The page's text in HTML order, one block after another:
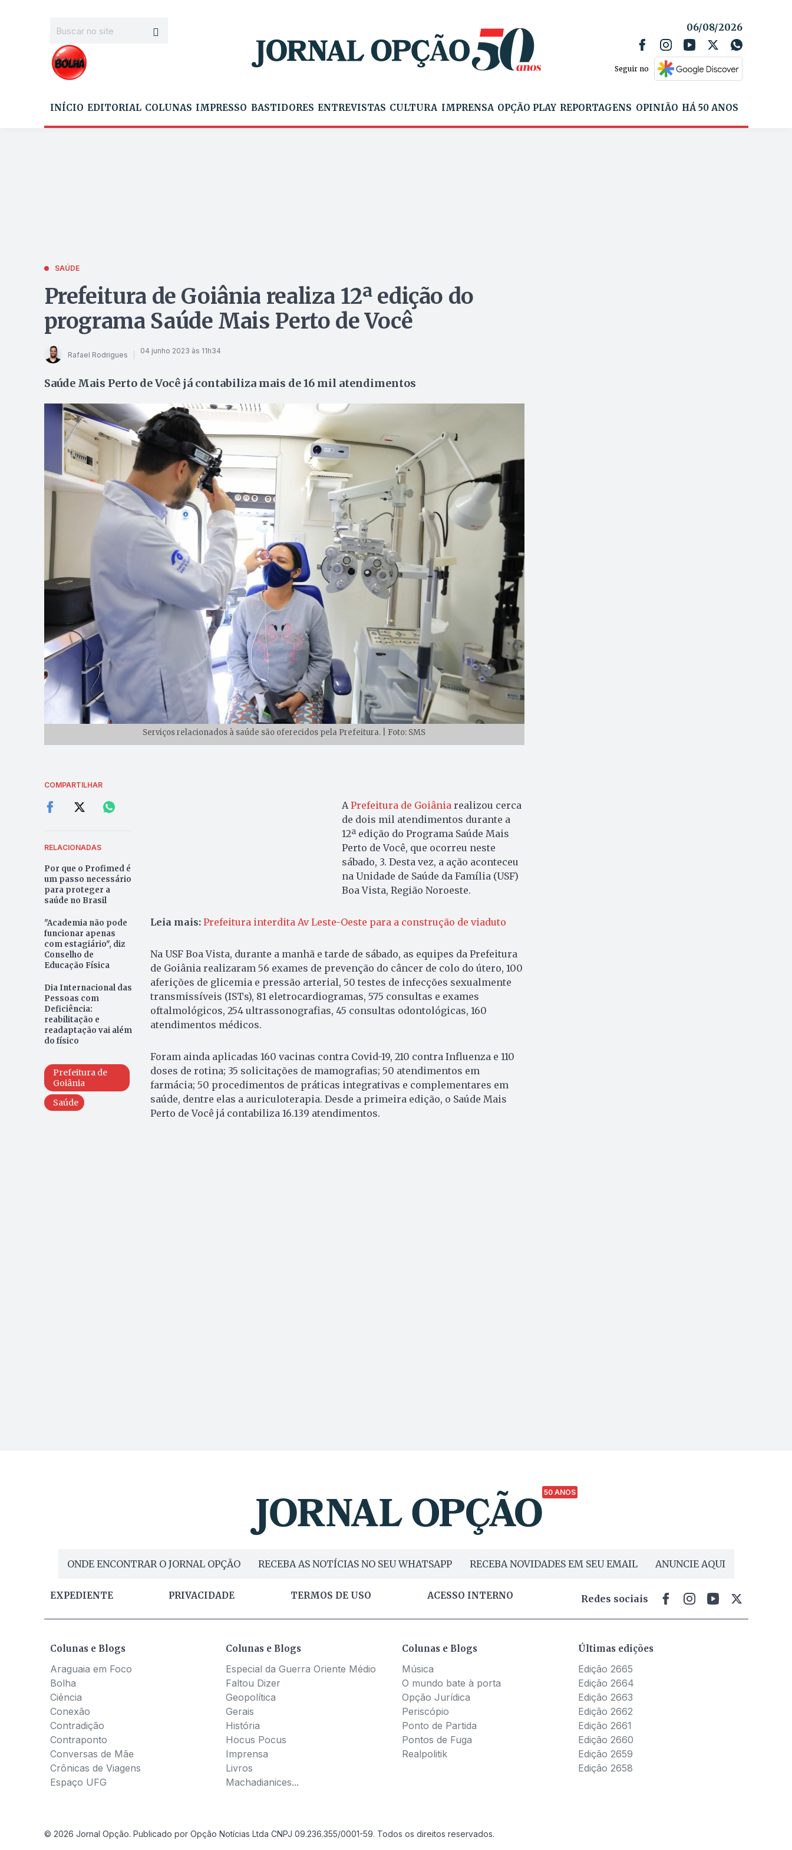
06/08/2026
Seguir no
INÍCIO EDITORIAL COLUNAS IMPRESSO BASTIDORES ENTREVISTAS CULTURA IMPRENSA OPÇÃO PLAY REPORTAGENS OPINIÃO HÁ 50 ANOS
SAÚDE
Prefeitura de Goiânia realiza 12ª edição do
programa Saúde Mais Perto de Você
Rafael Rodrigues 04 junho 2023 às 11h34
Saúde Mais Perto de Você já contabiliza mais de 16 mil atendimentos
Serviços relacionados à saúde são oferecidos pela Prefeitura. | Foto: SMS
COMPARTILHAR
RELACIONADAS
Por que o Profimed é
um passo necessário
para proteger a
saúde no Brasil
"Academia não pode
funcionar apenas
com estagiário", diz
Conselho de
Educação Física
Dia Internacional das
Pessoas com
Deficiência:
reabilitação e
readaptação vai além
do físico
Prefeitura de
Goiânia
Saúde
APrefeitura de Goiâniarealizou cerca
de dois mil atendimentos durante a
12ª edição do Programa Saúde Mais
Perto de Você, que ocorreu neste
sábado, 3. Desta vez, a ação aconteceu
na Unidade de Saúde da Família (USF)
Boa Vista, Região Noroeste.
Leia mais: Prefeitura interdita Av Leste-Oeste para a construção de viaduto
Na USF Boa Vista, durante a manhã e tarde de sábado, as equipes da Prefeitura
de Goiânia realizaram 56 exames de prevenção do câncer de colo do útero, 100
aferições de glicemia e pressão arterial, 50 testes de infecções sexualmente
transmissíveis (ISTs), 81 eletrocardiogramas, 575 consultas e exames
oftalmológicos, 254 ultrassonografias, 45 consultas odontológicas, 160
atendimentos médicos.
Foram ainda aplicadas 160 vacinas contra Covid-19, 210 contra Influenza e 110
doses de rotina; 35 solicitações de mamografias; 50 atendimentos em
farmácia; 50 procedimentos de práticas integrativas e complementares em
saúde, dentre elas a auriculoterapia. Desde a primeira edição, o Saúde Mais
Perto de Você já contabiliza 16.139 atendimentos.
50 ANOS
ONDE ENCONTRAR O JORNAL OPÇÃO RECEBA AS NOTÍCIAS NO SEU WHATSAPP RECEBA NOVIDADES EM SEU EMAIL ANUNCIE AQUI
EXPEDIENTE PRIVACIDADE TERMOS DE USO ACESSO INTERNO Redes sociais
Colunas e Blogs
Araguaia em Foco
Bolha
Ciência
Conexão
Contradição
Contraponto
Conversas de Mãe
Crônicas de Viagens
Espaço UFG
Colunas e Blogs
Especial da Guerra Oriente Médio
Faltou Dizer
Geopolítica
Gerais
História
Hocus Pocus
Imprensa
Livros
Machadianices...
Colunas e Blogs
Música
O mundo bate à porta
Opção Jurídica
Periscópio
Ponto de Partida
Pontos de Fuga
Realpolitik
Últimas edições
Edição 2665
Edição 2664
Edição 2663
Edição 2662
Edição 2661
Edição 2660
Edição 2659
Edição 2658
© 2026 Jornal Opção. Publicado por Opção Notícias Ltda CNPJ 09.236.355/0001-59. Todos os direitos reservados.